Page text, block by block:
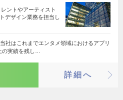
ントやアーティスト
デザイン業務を担当し
社はこれまでエンタメ領域におけるアプリ
の実績を残し…
詳細へ